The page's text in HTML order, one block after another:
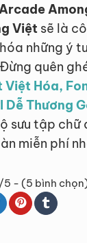
Việt sẽ là
những ý
quên
Việt Hóa,
Dễ Thương
sưu tập chữ
miễn phí
5 - (5 bình